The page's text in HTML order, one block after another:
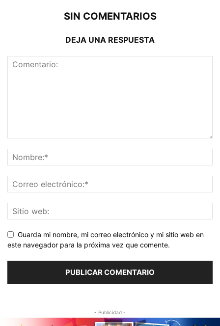
SIN COMENTARIOS
DEJA UNA RESPUESTA
Guarda mi nombre, mi correo electrónico y mi sitio web en
este navegador para la próxima vez que comente.
- Publicidad -